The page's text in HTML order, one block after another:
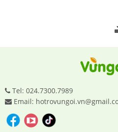
Tel: 024.7300.7989
Email: